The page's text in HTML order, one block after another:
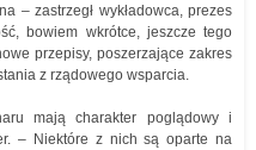
– zastrzegł wykładowca, prezes
bowiem wkrótce, jeszcze tego
przepisy, poszerzające zakres
z rządowego wsparcia.
mają charakter poglądowy i
– Niektóre z nich są oparte na